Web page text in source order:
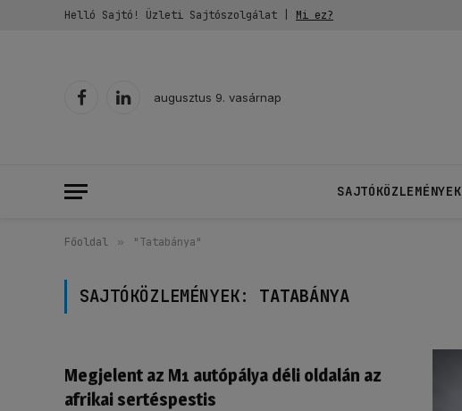
Helló Sajtó! Üzleti Sajtószolgálat | Mi ez?
FacebookLinkedIn
augusztus 9. vasárnap
SAJTÓKÖZLEMÉNYEK
Főoldal » "Tatabánya"
SAJTÓKÖZLEMÉNYEK: TATABÁNYA
Megjelent az M1 autópálya déli oldalán az
afrikai sertéspestis